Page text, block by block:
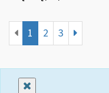
1 2 3